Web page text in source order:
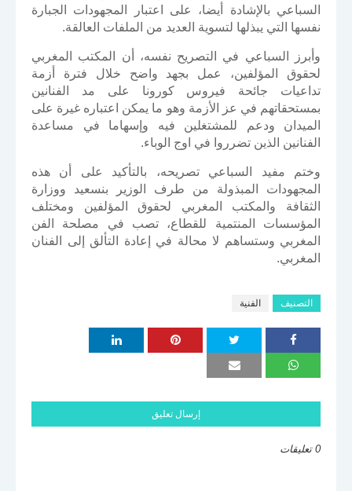
السباعي بالإشادة أيضا، على اعتبار المجهودات الجبارة
نفسها التي يبذلها لتسوية العديد من الملفات العالقة.
وأبرز السباعي في التصريح نفسه، أن المكتب المغربي
لحقوق المؤلفين، عمل بجهد واضح خلال فترة أزمة
تداعيات جائحة فيروس كورونا على مد الفنانين
بمستحقاتهم في عز الأزمة وهو ما يمكن اعتباره غيرة على
الميدان ودعم للمشتغلين فيه وإسهاما في مساعدة
الفنانين الذين تضرروا في اوج الوباء.
وختم مفيد السباعي تصريحه، بالتأكيد على أن هذه
المجهودات المبذولة من طرف الوزير بنسعيد ووزارة
الثقافة والمكتب المغربي لحقوق المؤلفين ومختلف
المؤسسات المنتمية للقطاع، تصب في مصلحة الفن
المغربي وستساهم لا محالة في إعادة التألق إلى الفنان
المغربي.
التصنيف الفنية
إرسال تعليق
0 تعليقات